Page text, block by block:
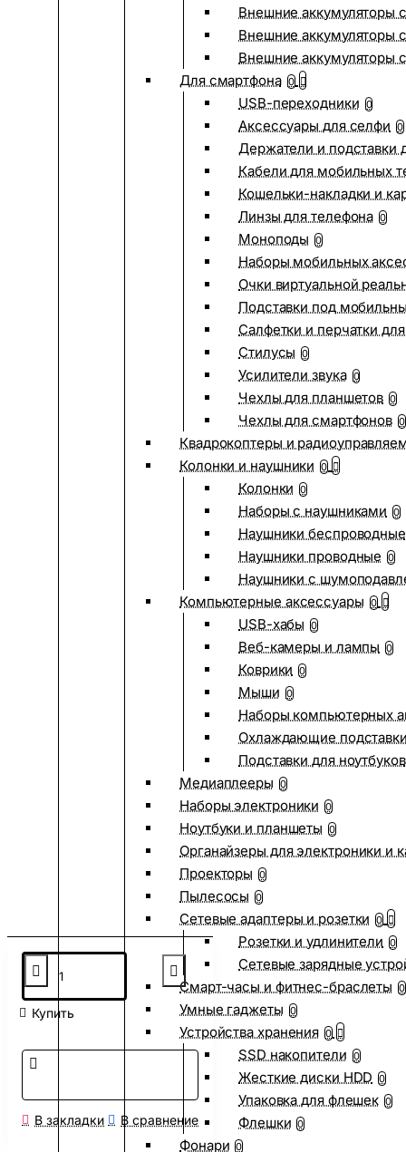
Внешние аккумуляторы
Внешние аккумуляторы
Внешние аккумуляторы
Для смартфона 0
USB-переходники 0
Аксессуары для селфи 0
Держатели и подставки
Кабели для мобильных
Кошельки-накладки и
Линзы для телефона 0
Моноподы 0
Наборы мобильных
Очки виртуальной
Подставки под
Салфетки и перчатки
Стилусы 0
Усилители звука 0
Чехлы для планшетов 0
Чехлы для смартфонов 0
Квадрокоптеры и
Колонки и наушники 0
Колонки 0
Наборы с наушниками 0
Наушники беспроводные
Наушники проводные 0
Наушники с
Компьютерные аксессуары 0
USB-хабы 0
Веб-камеры и лампы 0
Коврики 0
Мыши 0
Наборы компьютерных
Охлаждающие
Подставки для ноутбуков
Медиаплееры 0
Наборы электроники 0
Ноутбуки и планшеты 0
Органайзеры для электроники и
Проекторы 0
Пылесосы 0
Сетевые адаптеры и розетки 0
Розетки и удлинители 0
Сетевые зарядные
Смарт-часы и фитнес-браслеты 0
Умные гаджеты 0
Устройства хранения 0
SSD накопители 0
Жесткие диски HDD 0
Упаковка для флешек 0
Флешки 0
Фонари 0
Купить
В закладки В сравнение